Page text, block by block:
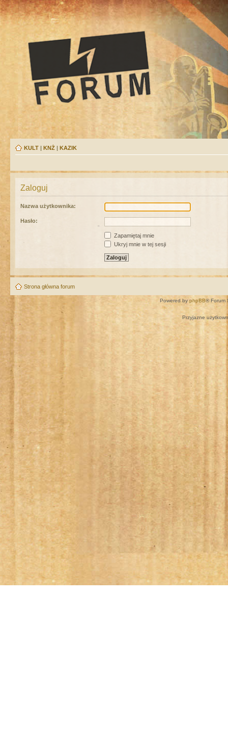
KULT | KNŻ | KAZIK
Zaloguj
Nazwa użytkownika:
Hasło:
Zapamiętaj mnie
Ukryj mnie w tej sesji
Strona główna forum
Powered by phpBB® Forum
Przyjazne